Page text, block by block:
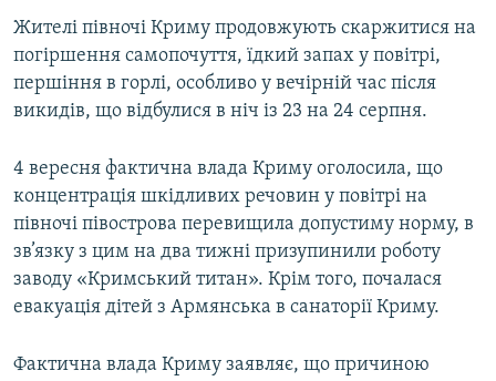
Жителі півночі Криму продовжують скаржитися на
погіршення самопочуття, їдкий запах у повітрі,
першіння в горлі, особливо у вечірній час після
викидів, що відбулися в ніч із 23 на 24 серпня.
4 вересня фактична влада Криму оголосила, що
концентрація шкідливих речовин у повітрі на
півночі півострова перевищила допустиму норму, в
зв’язку з цим на два тижні призупинили роботу
заводу «Кримський титан». Крім того, почалася
евакуація дітей з Армянська в санаторії Криму.
Фактична влада Криму заявляє, що причиною